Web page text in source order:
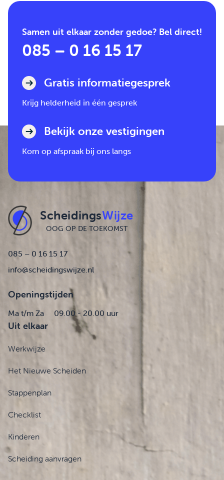
Samen uit elkaar zonder gedoe? Bel direct!
085 – 0 16 15 17
Gratis informatiegesprek
Krijg helderheid in één gesprek
Bekijk onze vestigingen
Kom op afspraak bij ons langs
ScheidingsWijze
OOG OP DE TOEKOMST
085 – 0 16 15 17
info@scheidingswijze.nl
Openingstijden
Ma t/m Za 09.00 - 20.00 uur
Uit elkaar
Werkwijze
Het Nieuwe Scheiden
Stappenplan
Checklist
Kinderen
Scheiding aanvragen